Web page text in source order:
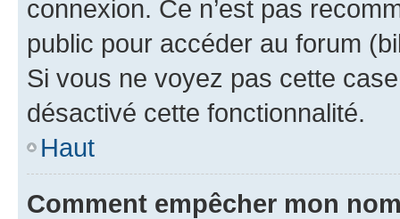
connexion. Ce n’est pas
public pour accéder au forum
Si vous ne voyez pas cette
désactivé cette fonctionnalité.
Haut
Comment empêcher mon